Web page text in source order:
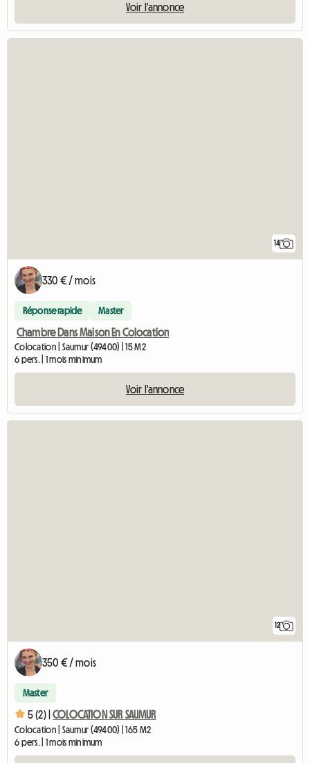
Voir l'annonce
14
330 € / mois
Réponse rapide Master
Chambre Dans Maison En Colocation
Colocation | Saumur (49400) | 15 M2
6 pers. | 1 mois minimum
Voir l'annonce
12
350 € / mois
Master
5 (2) | COLOCATION SUR SAUMUR
Colocation | Saumur (49400) | 165 M2
6 pers. | 1 mois minimum